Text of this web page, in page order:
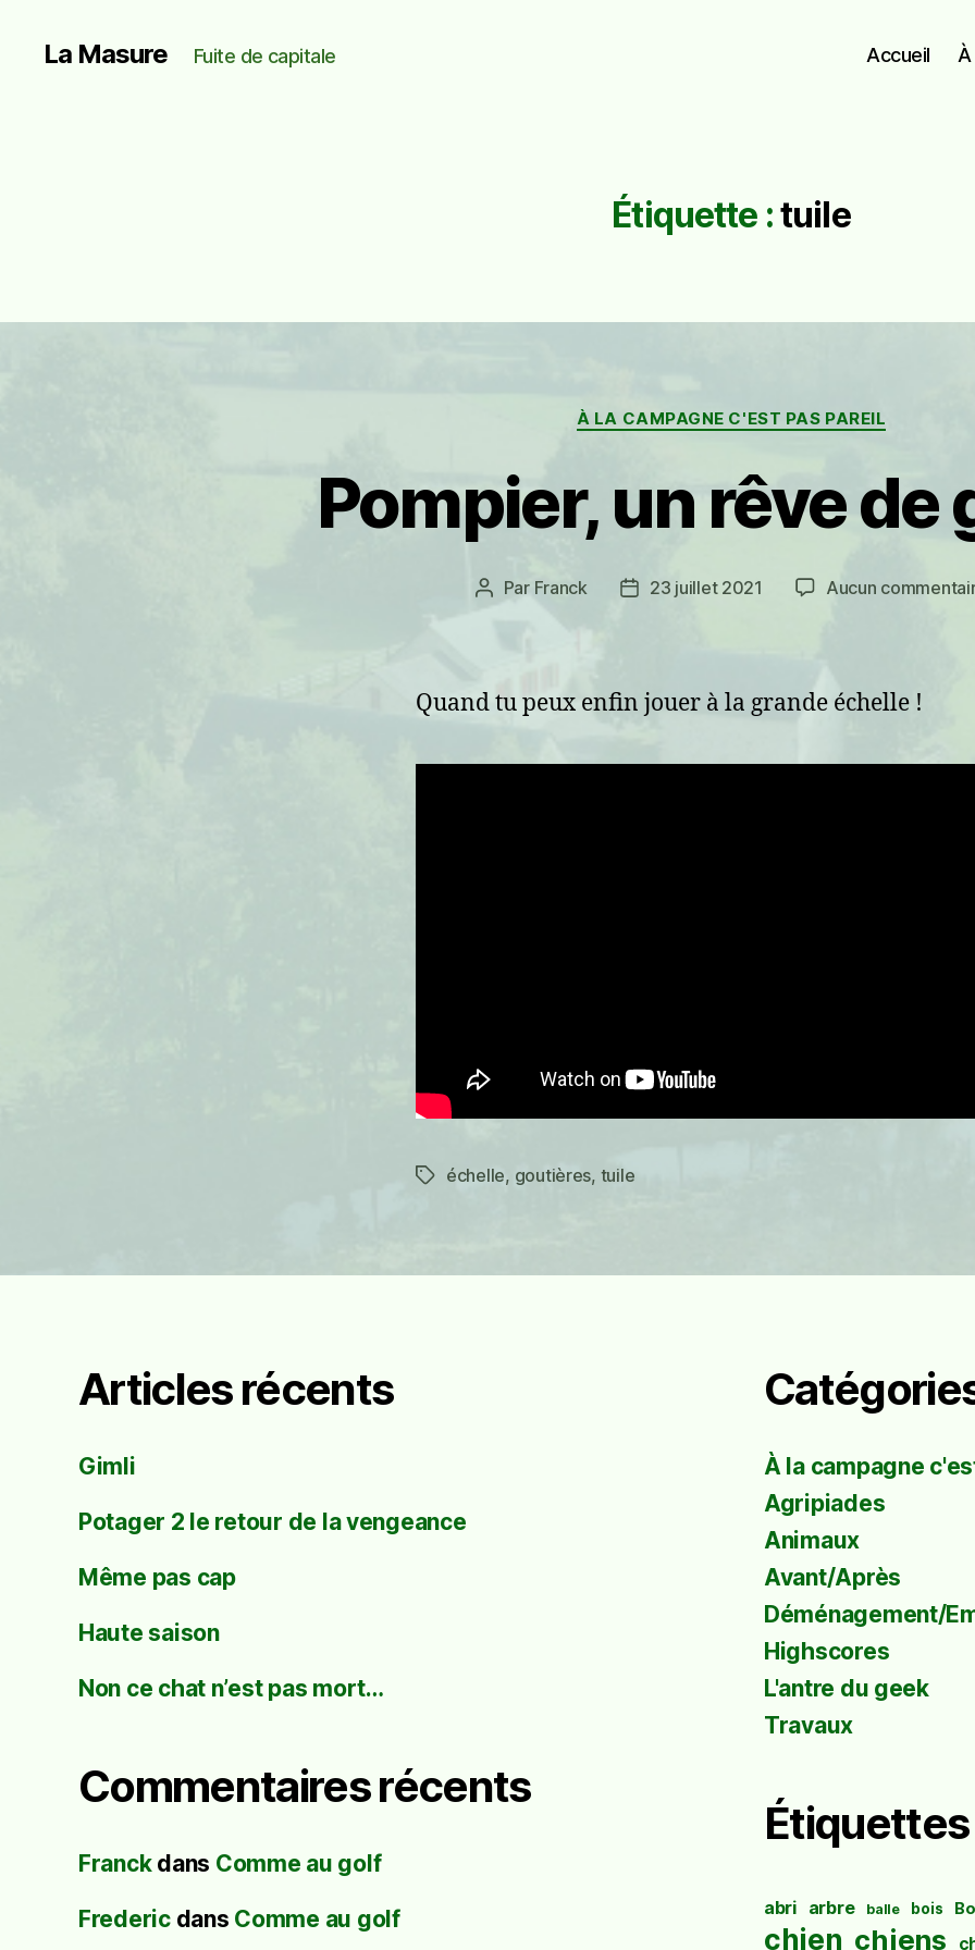
La Masure Fuite de capitale Accueil
Étiquette :tuile
Catégories
À LA CAMPAGNE C'EST PAS PAREIL
Pompier, un rêve de
Auteur
Par Franck
Date23 juillet 2021 Aucun
Quand tu peux enfin jouer à la grande échelle !
Étiquettes
échelle, goutières, tuile
Articles récents
Gimli
Potager 2 le retour de la vengeance
Même pas cap
Haute saison
Non ce chat n’est pas mort…
Commentaires récents
Franckdans Comme au golf
Fredericdans Comme au golf
À la campagne
Agripiades
Animaux
Avant/Après
Déménagement/
Highscores
L'antre du geek
Travaux
Étiquettes
abri arbre balle bois
chien chiens